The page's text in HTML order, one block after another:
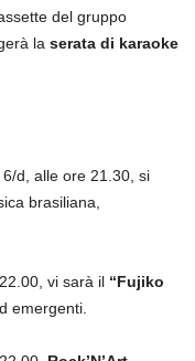
del gruppo
la serata di karaoke
6/d, alle ore 21.30, si
brasiliana,
vi sarà il “Fujiko
emergenti.